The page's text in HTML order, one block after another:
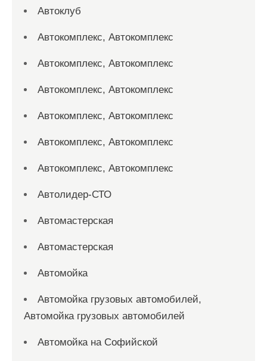
Автоклуб
Автокомплекс, Автокомплекс
Автокомплекс, Автокомплекс
Автокомплекс, Автокомплекс
Автокомплекс, Автокомплекс
Автокомплекс, Автокомплекс
Автокомплекс, Автокомплекс
Автолидер-СТО
Автомастерская
Автомастерская
Автомойка
Автомойка грузовых автомобилей,
Автомойка грузовых автомобилей
Автомойка на Софийской